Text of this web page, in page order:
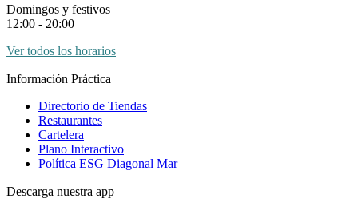
Domingos y festivos
12:00 - 20:00
Ver todos los horarios
Información Práctica
Directorio de Tiendas
Restaurantes
Cartelera
Plano Interactivo
Política ESG Diagonal Mar
Descarga nuestra app